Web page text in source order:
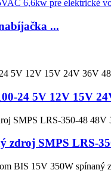
...
24 5V 12V 15V
zdroj SMPS LRS-